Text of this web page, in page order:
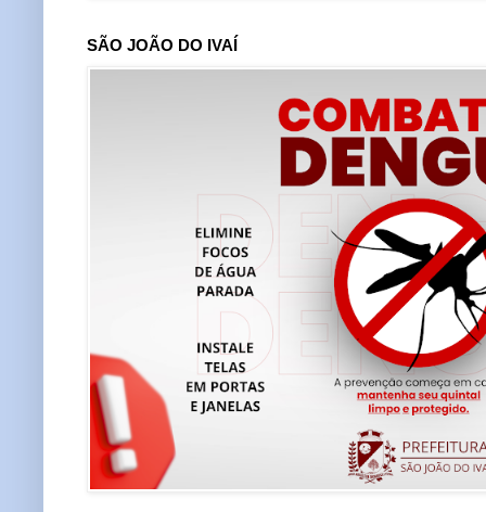
SÃO JOÃO DO IVAÍ